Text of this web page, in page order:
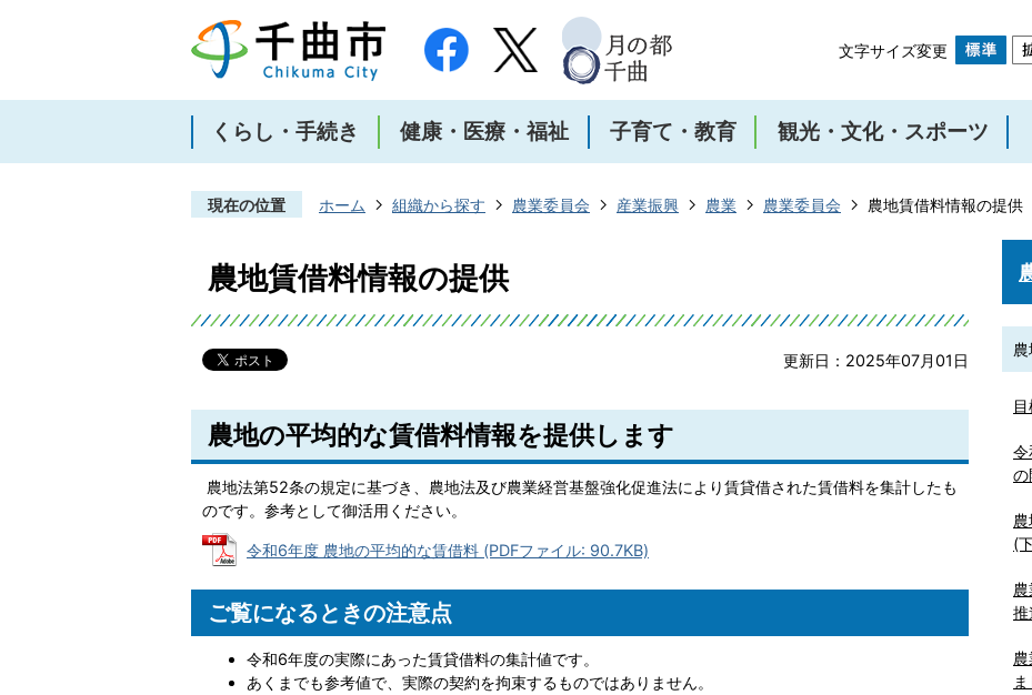
文字サイズ変更
くらし・手続き 健康・医療・福祉 子育て・教育 観光・文化・スポーツ
現在の位置 ホーム 組織から探す 農業委員会 産業振興 農業 農業委員会 農地賃借料情報の提供
農地賃借料情報の提供
更新日：2025年07月01日
農地の平均的な賃借料情報を提供します
農地法第52条の規定に基づき、農地法及び農業経営基盤強化促進法により賃貸借された賃借料を集計したも
のです。参考として御活用ください。
令和6年度 農地の平均的な賃借料 (PDFファイル: 90.7KB)
ご覧になるときの注意点
令和6年度の実際にあった賃貸借料の集計値です。
あくまでも参考値で、実際の契約を拘束するものではありません。
令
の
(
推